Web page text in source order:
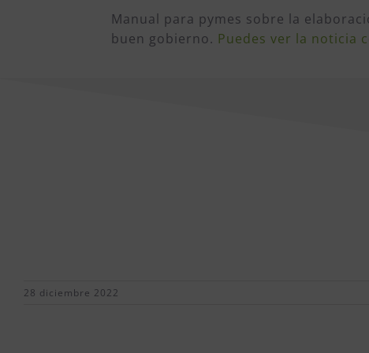
Manual para pymes sobre la
buen gobierno. Puedes ver la noticia
28 diciembre 2022